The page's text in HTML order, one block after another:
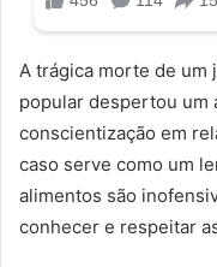
A trágica morte de um
popular despertou um
conscientização em
caso serve como um
alimentos são
conhecer e respeitar